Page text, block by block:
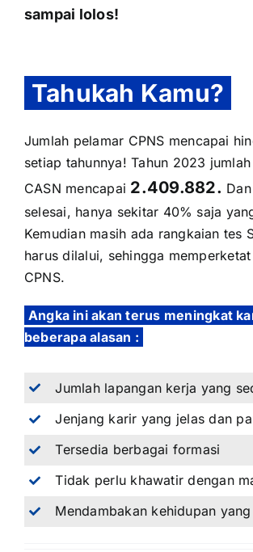
sampai lolos!
Tahukah Kamu?
Jumlah pelamar CPNS mencapai
setiap tahunnya! Tahun 2023
CASN mencapai 2.409.882.
selesai, hanya sekitar 40% saja
Kemudian masih ada rangkaian tes
harus dilalui, sehingga
CPNS.
Angka ini akan terus meningkat
beberapa alasan :
Jumlah lapangan kerja yang
Jenjang karir yang jelas dan
Tersedia berbagai formasi
Tidak perlu khawatir dengan
Mendambakan kehidupan